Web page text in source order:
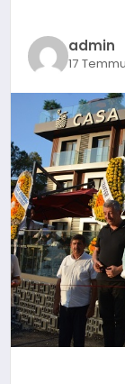
admin
17